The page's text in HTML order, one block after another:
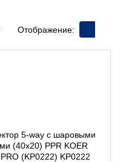
Отображение: